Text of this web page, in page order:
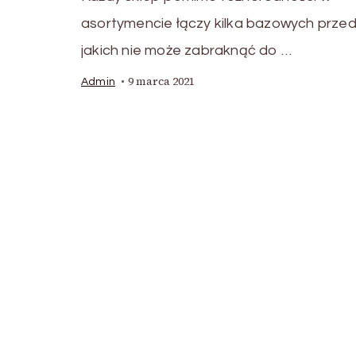
asortymencie łączy kilka bazowych
jakich nie może zabraknąć do …
Admin 9 marca 2021